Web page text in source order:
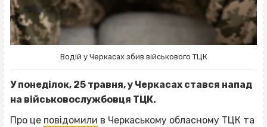
Водій у Черкасах збив військового ТЦК
У понеділок, 25 травня, у Черкасах стався напад
на військовослужбовця ТЦК.
Про це повідомили в Черкаському обласному ТЦК та